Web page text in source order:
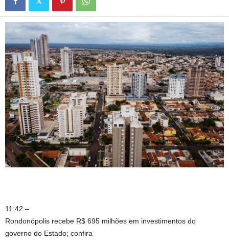
11:42 –
Rondonópolis recebe R$ 695 milhões em investimentos do
governo do Estado; confira